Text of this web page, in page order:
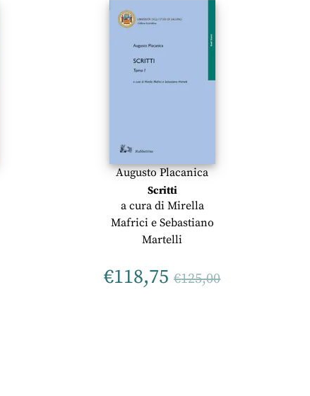
Augusto Placanica
Scritti
a cura di Mirella
Mafricie Sebastiano
Martelli
€118,75 €125,00